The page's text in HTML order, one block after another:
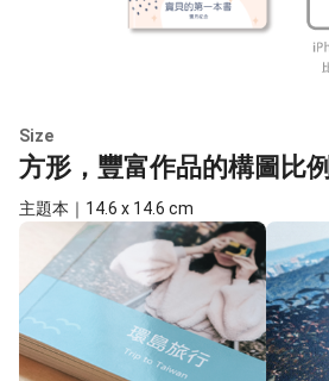
Size
方形，豐富作品的構圖比例
主題本｜14.6 x 14.6 cm